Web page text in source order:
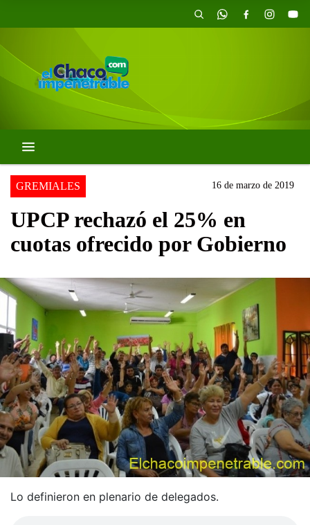
GREMIALES 16 de marzo de 2019
UPCP rechazó el 25% en
cuotas ofrecido por Gobierno
Lo definieron en plenario de delegados.